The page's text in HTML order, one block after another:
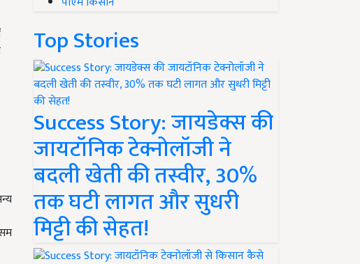
Top Stories
Success Story: जायडेक्स की
जायटॉनिक टेक्नोलॉजी ने
बदली खेती की तस्वीर, 30%
तक घटी लागत और सुधरी
मिट्टी की सेहत!